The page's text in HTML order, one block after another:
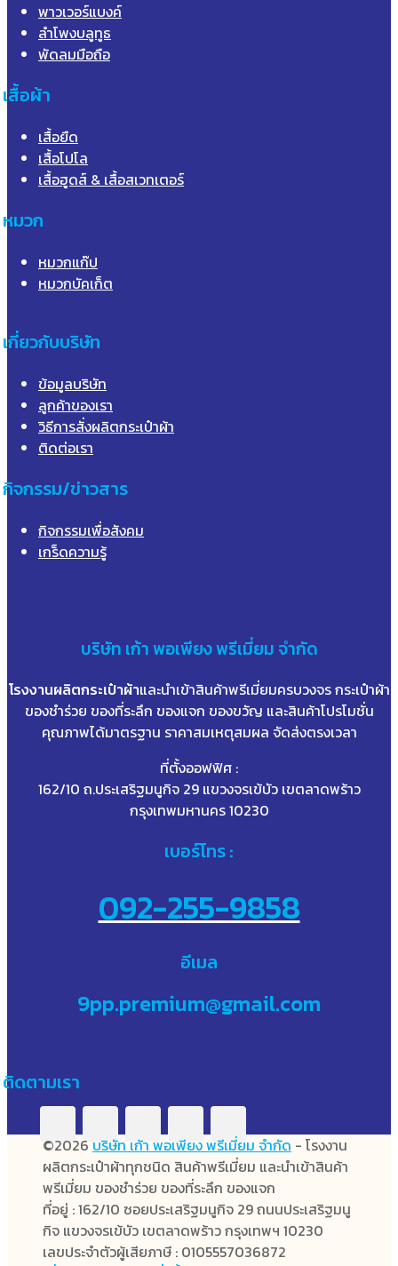
พาวเวอร์แบงค์
ลำโพงบลูทูธ
พัดลมมือถือ
เสื้อผ้า
เสื้อยืด
เสื้อโปโล
เสื้อฮูดส์ & เสื้อสเวทเตอร์
หมวก
หมวกแก๊ป
หมวกบัคเก็ต
เกี่ยวกับบริษัท
ข้อมูลบริษัท
ลูกค้าของเรา
วิธีการสั่งผลิตกระเป๋าผ้า
ติดต่อเรา
กิจกรรม/ข่าวสาร
กิจกรรมเพื่อสังคม
เกร็ดความรู้
บริษัท เก้าพอเพียง พรีเมี่ยม จำกัด
โรงงานผลิตกระเป๋าผ้าและนำเข้าสินค้าพรีเมี่ยมครบวงจร กระเป๋าผ้า
ของชำร่วย ของที่ระลึก ของแจก ของขวัญ และสินค้าโปรโมชั่น
คุณภาพได้มาตรฐาน ราคาสมเหตุสมผล จัดส่งตรงเวลา
ที่ตั้งออฟฟิศ :
162/10 ถ.ประเสริฐมนูกิจ 29 แขวงจรเข้บัว เขตลาดพร้าว
กรุงเทพมหานคร 10230
เบอร์โทร :
092-255-9858
อีเมล
9pp.premium@gmail.com
ติดตามเรา
©2026 บริษัท เก้า พอเพียง พรีเมี่ยม จำกัด - โรงงาน
ผลิตกระเป๋าผ้าทุกชนิด สินค้าพรีเมี่ยม และนำเข้าสินค้า
พรีเมี่ยม ของชำร่วย ของที่ระลึก ของแจก
ที่อยู่ : 162/10 ซอยประเสริฐมนูกิจ 29 ถนนประเสริฐมนู
กิจ แขวงจรเข้บัว เขตลาดพร้าว กรุงเทพฯ 10230
เลขประจำตัวผู้เสียภาษี : 0105557036872